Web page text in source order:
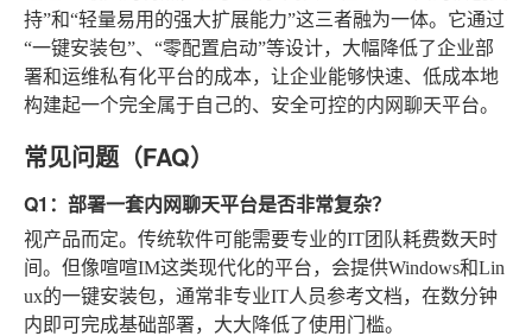
持”和“轻量易用的强大扩展能力”这三者融为一体。它通过
“一键安装包”、“零配置启动”等设计，大幅降低了企业部
署和运维私有化平台的成本，让企业能够快速、低成本地
构建起一个完全属于自己的、安全可控的内网聊天平台。
常见问题（FAQ）
Q1：部署一套内网聊天平台是否非常复杂？
视产品而定。传统软件可能需要专业的IT团队耗费数天时
间。但像喧喧IM这类现代化的平台，会提供Windows和Lin
ux的一键安装包，通常非专业IT人员参考文档，在数分钟
内即可完成基础部署，大大降低了使用门槛。